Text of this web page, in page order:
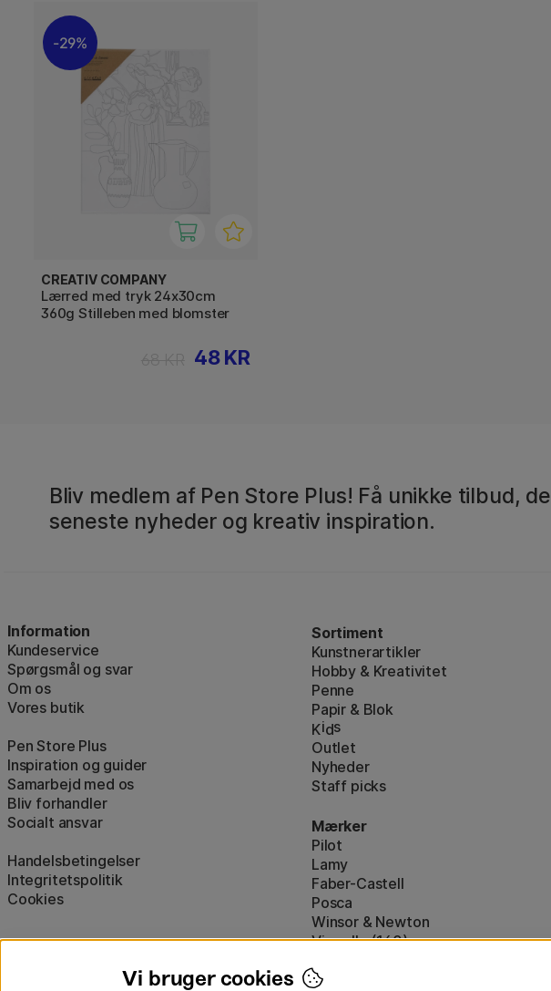
29%
CREATIV COMPANY
Lærred med tryk 24x30cm
360g Stilleben med blomster
48 KR
Bliv medlem af Pen Store Plus! Få unikke tilbud, de
seneste nyheder og kreativ inspiration.
Information
Kundeservice
Spørgsmål og svar
Om os
Vores butik
Pen Store Plus
Inspiration og guider
Samarbejd med os
Bliv forhandler
Socialt ansvar
Handelsbetingelser
Integritetspolitik
Cookies
Sortiment
Kunstnerartikler
Hobby & Kreativitet
Penne
Papir & Blok
Kids
Outlet
Nyheder
Staff picks
Mærker
Pilot
Lamy
Faber-Castell
Posca
Winsor & Newton
Visa alle (160)
Vi bruger cookies